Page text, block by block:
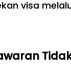
visa